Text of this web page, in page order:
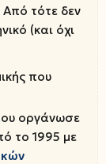
Από τότε δεν
(και όχι
που
οργάνωσε
το 1995 με